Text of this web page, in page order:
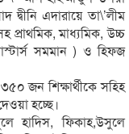
এদারায়ে তা\’লীম
প্রাথমিক, মাধ্যমিক, উচ্চ
সমমান ) ও হিফজ
জন শিক্ষার্থীকে সহিহ
হচ্ছে।
হাদিস, ফিকাহ,উসুলে